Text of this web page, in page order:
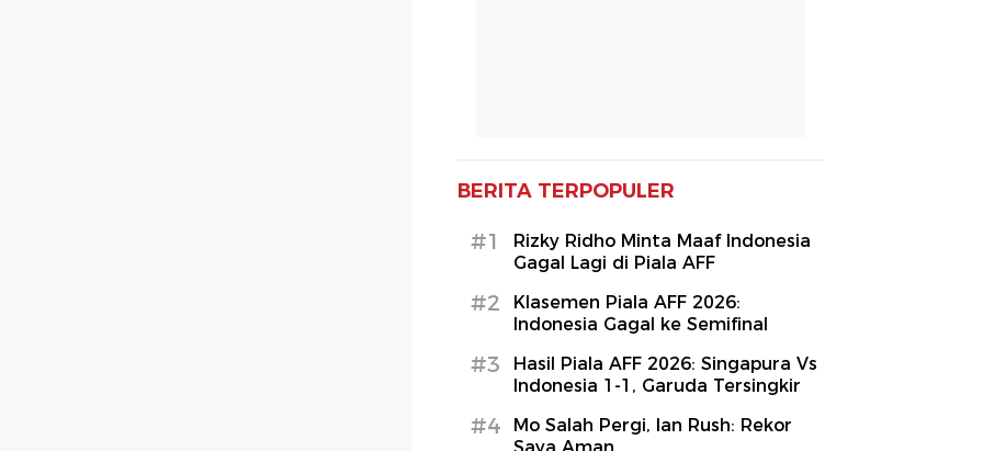
BERITA TERPOPULER
#1
Rizky Ridho Minta Maaf Indonesia
Gagal Lagi di Piala AFF
#2
Klasemen Piala AFF 2026:
Indonesia Gagal ke Semifinal
#3
Hasil Piala AFF 2026: Singapura Vs
Indonesia 1-1, Garuda Tersingkir
#4
Mo Salah Pergi, Ian Rush: Rekor